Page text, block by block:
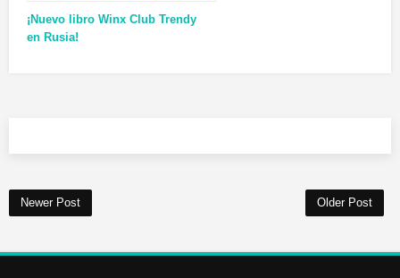
¡Nuevo libro Winx Club Trendy
en Rusia!
Newer Post Older Post